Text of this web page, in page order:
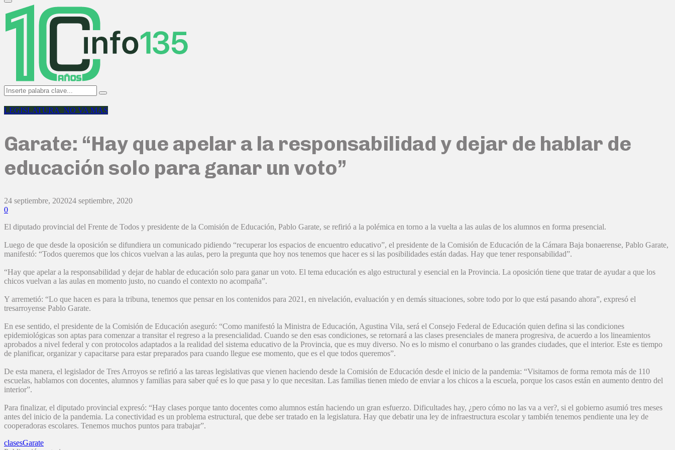
Primary
Menu
Search
for:
Search
LEGISLATURA_NO VA MAS
Garate: “Hay que apelar a la responsabilidad y dejar de hablar de
educación solo para ganar un voto”
24 septiembre, 202024 septiembre, 2020
0
El diputado provincial del Frente de Todos y presidente de la Comisión de Educación, Pablo Garate, se refirió a la polémica en torno a la vuelta a las aulas de los alumnos en forma presencial.
Luego de que desde la oposición se difundiera un comunicado pidiendo “recuperar los espacios de encuentro educativo”, el presidente de la Comisión de Educación de la Cámara Baja bonaerense, Pablo Garate,
manifestó: “Todos queremos que los chicos vuelvan a las aulas, pero la pregunta que hoy nos tenemos que hacer es si las posibilidades están dadas. Hay que tener responsabilidad”.
“Hay que apelar a la responsabilidad y dejar de hablar de educación solo para ganar un voto. El tema educación es algo estructural y esencial en la Provincia. La oposición tiene que tratar de ayudar a que los
chicos vuelvan a las aulas en momento justo, no cuando el contexto no acompaña”.
Y arremetió: “Lo que hacen es para la tribuna, tenemos que pensar en los contenidos para 2021, en nivelación, evaluación y en demás situaciones, sobre todo por lo que está pasando ahora”, expresó el
tresarroyense Pablo Garate.
En ese sentido, el presidente de la Comisión de Educación aseguró: “Como manifestó la Ministra de Educación, Agustina Vila, será el Consejo Federal de Educación quien defina si las condiciones
epidemiológicas son aptas para comenzar a transitar el regreso a la presencialidad. Cuando se den esas condiciones, se retornará a las clases presenciales de manera progresiva, de acuerdo a los lineamientos
aprobados a nivel federal y con protocolos adaptados a la realidad del sistema educativo de la Provincia, que es muy diverso. No es lo mismo el conurbano o las grandes ciudades, que el interior. Este es tiempo
de planificar, organizar y capacitarse para estar preparados para cuando llegue ese momento, que es el que todos queremos”.
De esta manera, el legislador de Tres Arroyos se refirió a las tareas legislativas que vienen haciendo desde la Comisión de Educación desde el inicio de la pandemia: “Visitamos de forma remota más de 110
escuelas, hablamos con docentes, alumnos y familias para saber qué es lo que pasa y lo que necesitan. Las familias tienen miedo de enviar a los chicos a la escuela, porque los casos están en aumento dentro del
interior”.
Para finalizar, el diputado provincial expresó: “Hay clases porque tanto docentes como alumnos están haciendo un gran esfuerzo. Dificultades hay, ¿pero cómo no las va a ver?, si el gobierno asumió tres meses
antes del inicio de la pandemia. La conectividad es un problema estructural, que debe ser tratado en la legislatura. Hay que debatir una ley de infraestructura escolar y también tenemos pendiente una ley de
cooperadoras escolares. Tenemos muchos puntos para trabajar”.
clasesGarate